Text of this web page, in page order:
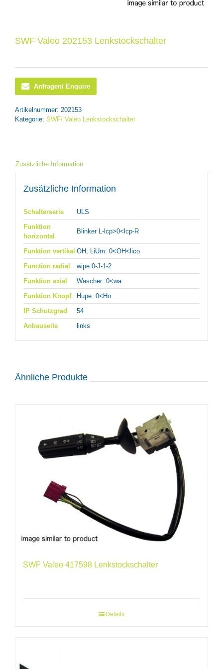
SWF Valeo 202153 Lenkstockschalter
Anfragen/ Enquire
Artikelnummer: 202153
Kategorie: SWF/ Valeo Lenkstockschalter
Zusätzliche Information
Zusätzliche Information
Schalterserie
ULS
Funktion
horizontal
Blinker L-lcp>0<lcp-R
Funktion vertikal OH, LiUm: 0<OH<lico
Function radial
wipe 0-J-1-2
Funktion axial
Wascher: 0<wa
Funktion Knopf
Hupe: 0<Ho
IP Schutzgrad
54
Anbauseite
links
Ähnliche Produkte
SWF Valeo 417598 Lenkstockschalter
Details